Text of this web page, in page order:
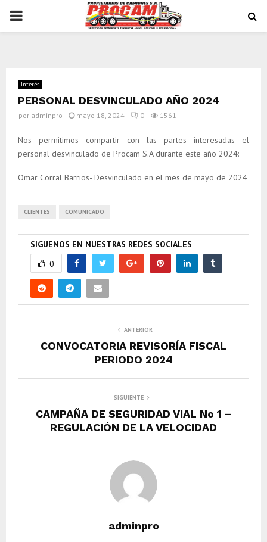
PRIMARY
Interés
PERSONAL DESVINCULADO AÑO 2024
por adminpro mayo 18, 2024 0 1561
Nos permitimos compartir con las partes interesadas el
personal desvinculado de Procam S.A durante este año 2024:
Omar Corral Barrios- Desvinculado en el mes de mayo de 2024
CLIENTES COMUNICADO
SIGUENOS EN NUESTRAS REDES SOCIALES
0
ANTERIOR
CONVOCATORIA REVISORÍA FISCAL
PERIODO 2024
SIGUIENTE
CAMPAÑA DE SEGURIDAD VIAL No 1 –
REGULACIÓN DE LA VELOCIDAD
adminpro